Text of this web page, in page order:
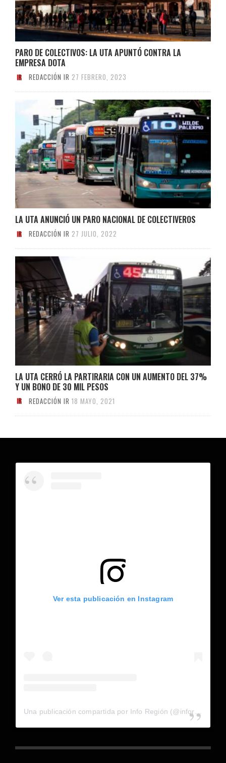
PARO DE COLECTIVOS: LA UTA APUNTÓ CONTRA LA
EMPRESA DOTA
REDACCIÓN IR 27 FEBRERO, 2023
LA UTA ANUNCIÓ UN PARO NACIONAL DE COLECTIVEROS
REDACCIÓN IR 27 JULIO, 2022
LA UTA CERRÓ LA PARTIRARIA CON UN AUMENTO DEL 37%
Y UN BONO DE 30 MIL PESOS
REDACCIÓN IR 18 MAYO, 2021
Ver esta publicación en Instagram